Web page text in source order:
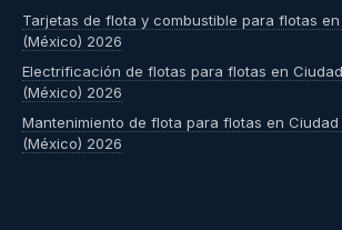
Tarjetas de flota y combustible para flotas
(México) 2026
Electrificación de flotas para flotas en
(México) 2026
Mantenimiento de flota para flotas en Ciudad
(México) 2026